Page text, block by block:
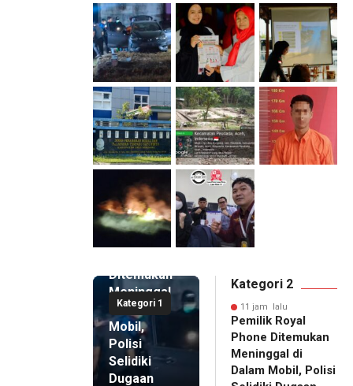
Kategori 1
11 jam lalu
Pemilik
Ditemukan
Meninggal
di Dalam
Mobil,
Polisi
Selidiki
Dugaan
Kategori 2
11 jam lalu
Pemilik Royal
Phone Ditemukan
Meninggal di
Dalam Mobil, Polisi